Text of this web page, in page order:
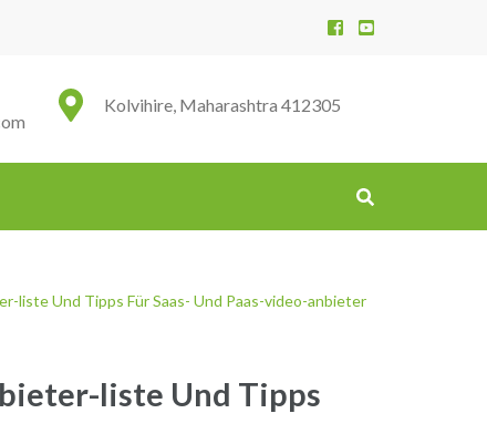
Kolvihire, Maharashtra 412305
liste Und Tipps Für Saas- Und Paas-video-anbieter
liste Und Tipps